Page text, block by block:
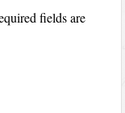
fields are